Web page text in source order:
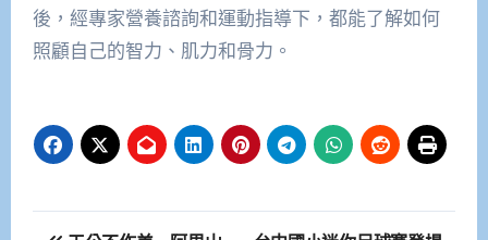
後，經專家營養諮詢和運動指導下，都能了解如何
照顧自己的智力、肌力和骨力。